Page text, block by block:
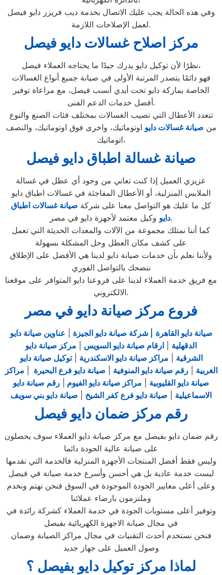
وفي هذه الحالة يجب عليك الاتصال بخدمة ديب فريزر دايو فيصل
لعمل الإصلاحات اللازمة.
مركز اصلاح غسالات دايو فيصل
نظرًا لأن توكيل دايو يدرك جيدًا ما يحتاجه العملاء فيصل،
فهو دائمًا يتصدر المرتبة الأولى في صيانة جميع أنواع الغسالات
الخاصة بماركة دايو تحت أيدي أنسب فيصل، مع مراعاة توفير
أفضل خدمات الدعم الفنى.
تتعدد الأعطال التي تصيب الغسالات بمختلف فئات الصنع والنوع
من صيانة غسالات دايو اوتوماتيك، واخرى فوق اوتوماتيك، والنصف
اتوماتيك،
صيانة غسالة اطباق دايو فيصل
عزيزي العميل إذا كنت تعاني من وجود أي عطل في غسالة
الملابس المنزلية، أو الأعطال المفاجئة في غسالات اطباق دايو
كل ما عليك هو التواصل معنا على شركة صيانة غسالات اطباق
دايووكيل معتمد لأجهزة دايو في مصر.
كما أننا نمتلك مجموعة من الآلات والمعدات الحديثة التي تعمل
على كشف مكان العطل وحل المشكلة بسهولة
ولأننا نعلم بأن خدمات صيانة دايو لدينا هي الأفضل على الإطلاق
ننصحك بالتواصل الفوري
مع فريق خدمة العملاء لدينا على فروعنا دايو المتوافر على موقعنا
الالكتروني.
فروع مركز صيانة دايو في مصر
صيانة دايو القاهرة | شركة صيانة دايو الجيزة
عناوين صيانة دايو
الدقهلية
ارقام صيانة دايو السويس
مركز صيانة دايو
الشرقية
مراكز صيانة دايو الاسكندرية |توكيل صيانة دايو
الغربية |رقم صيانة دايو المنوفية صيانة دايو فرع البحيرة
مراكز
صيانة دايو القليوبية
مراكز صيانة دايو الفيوم
رقم صيانة دايو
الاسماعيلية
صيانة دايو فرع كفر الشيخ صيانة دايو بني سويف
رقم مركز ضمان دايو فيصل
رقم ضمان دايو بفيصل مع مركز صيانة دايو العملاء سوف يحصلون
على صيانة عالية الجودة دائما
وليس فقط أفضل المنتجات الأجهزة المنزلية فالخدمة التي نقدمها
ليست خدمة عادية بل هي أحسن وأسرع خدمة صيانة في فيصل
وعلى أعلى معايير الجودة الموجودة في السوق فنحن نهتم ونخدم
وملتزمون بارضاء عملائنا
وتوفير أعلى مستويات الجودة في خدمة العملاء كشركة رائدة في
في مجال صيانة الاجهزة الكهربائية بفيصل
فنحن نستخدم أحدث التقنيات في مجال مراكز الصيانة وضمان
وصول العميل على جهاز جديد
لماذا مركز توكيل دايو بفيصل ؟